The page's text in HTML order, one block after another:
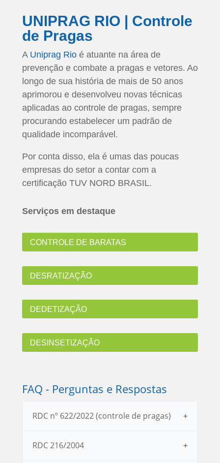
UNIPRAG RIO | Controle
de Pragas
A Uniprag Rioé atuante na área de
prevenção e combate a pragas e vetores. Ao
longo de sua história de mais de 50 anos
aprimorou e desenvolveu novas técnicas
aplicadas ao controle de pragas, sempre
procurando estabelecer um padrão de
qualidade incomparável.
Por conta disso, ela é umas das poucas
empresas do setor a contar com a
certificação TUV NORD BRASIL.
Serviços em destaque
CONTROLE DE BARATAS
DESRATIZAÇÃO
DEDETIZAÇÃO
DESINSETIZAÇÃO
FAQ - Perguntas e Respostas
RDC nº 622/2022 (controle de pragas)
RDC 216/2004